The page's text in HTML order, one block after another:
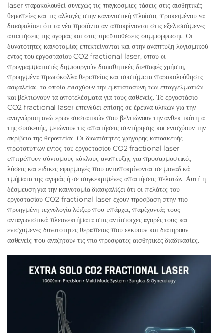
laser παρακολουθεί συνεχώς τις παγκόσμιες τάσεις στις αισθητικές
θεραπείες και τις αλλαγές στην κανονιστική πλαίσιο, προκειμένου να
διασφαλίσει ότι τα νέα προϊόντα ανταποκρίνονται στις εξελισσόμενες
απαιτήσεις της αγοράς και στις προϋποθέσεις συμμόρφωσης. Οι
δυνατότητες καινοτομίας επεκτείνονται και στην ανάπτυξη λογισμικού
εντός του εργοστασίου CO2 fractional laser, όπου οι
προγραμματιστές δημιουργούν διαισθητικές διεπαφές χρήστη,
προηγμένα πρωτόκολλα θεραπείας και συστήματα παρακολούθησης
ασφαλείας, τα οποία ενισχύουν την εμπιστοσύνη των επαγγελματιών
και βελτιώνουν τα αποτελέσματα για τους ασθενείς. Το εργοστάσιο
CO2 fractional laser επενδύει επίσης σε έρευνα υλικών για την
αναγνώριση ανώτερων συστατικών που βελτιώνουν την ανθεκτικότητα
της συσκευής, μειώνουν τις απαιτήσεις συντήρησης και ενισχύουν την
ακρίβεια της θεραπείας. Οι δυνατότητες γρήγορης κατασκευής
πρωτοτύπων εντός του εργοστασίου CO2 fractional laser
επιτρέπουν σύντομους κύκλους ανάπτυξης για προσαρμοστικές
λύσεις και ειδικές εφαρμογές που ανταποκρίνονται σε μοναδικά
τμήματα της αγοράς ή σε συγκεκριμένες απαιτήσεις πελατών. Αυτή η
δέσμευση για την καινοτομία διασφαλίζει ότι οι πελάτες του
εργοστασίου CO2 fractional laser έχουν πρόσβαση στην πιο
προηγμένη τεχνολογία λέιζερ που υπάρχει, παρέχοντάς τους
ανταγωνιστικά πλεονεκτήματα στις αντίστοιχες αγορές τους και
ενισχυμένες δυνατότητες θεραπείας που ελκύουν και διατηρούν
ασθενείς που αναζητούν τις πιο πρόσφατες αισθητικές διαδικασίες.